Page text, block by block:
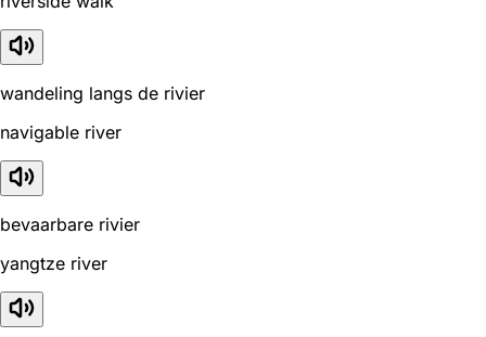
wandeling langs de rivier
navigable river
bevaarbare rivier
yangtze river